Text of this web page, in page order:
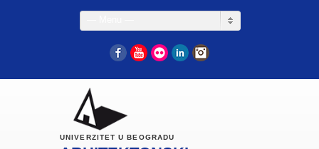
FacebookYouTube
Flickr LinkedIn
UNIVERZITET U BEOGRADU